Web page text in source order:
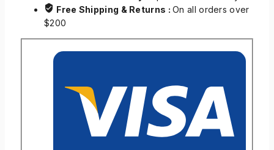
Free Shipping & Returns :On all orders over
$200